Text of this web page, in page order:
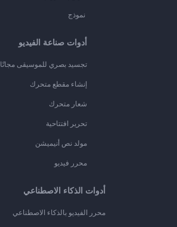
نموذج
أدوات صناعة الفيديو
تجسيد بصري للموسيقى مجانًا
إنشاء مقطع متحرك
شعار متحرك
تحرير افتتاحية
مولد نص أنيميشن
محرر فيديو
أدوات الذكاء الاصطناعي
محرر الفيديو بالذكاء الاصطناعي